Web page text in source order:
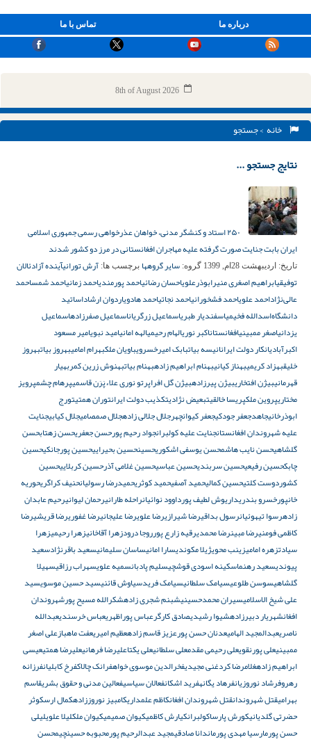
تماس با ما درباره ما
8th of August 2026
خانه > جستجو
نتایج جستجو ...
۲۵۰ استاد و کنشگر مدنی، خواهان عذرخواهی رسمی جمهوری اسلامی
ایران بابت جنایت صورت گرفته علیه مهاجران افغانستانی در مرز دو کشور شدند
تاریخ: اردیبهشت 28ام, 1399 گروه: سایر گروهها برچسب ها: آرش تورانیآینده آزادئالان
توفیقیابراهیم اصغری منیرابوذرعلویاحسان رضائیاحمد پورمندیاحمد زمانیاحمد شمساحمد
عالی‌نژاداحمد علویاحمد فشخورانیاحمد نجاتیاحمد هادویاردوان ارشاداساتید
دانشگاه‌اسدالله فخیمیاسفندیار طبریاسماعیل زرگریاناسماعیل صفرزادهاسماعیل
یزدانیاصغر ممبینیافغانستاناکبر نوریالهام رحیمیالهه امانیامید نبویامیر مسعود
اکبرآبادیانکار دولت ایرانانیسه بیاتبابک امیرخسرویباویان ملکبهرام امامیبهروز بیاتبهروز
خلیقبهزاد کریمیبهناز کیانیبهنام ابراهیم زادهبهنام بیاتبهنوش زرین کمربهیار
قهرمانیبیژن افتخاریبیژن پیرزادهبیژن گل افراپرتو نوری علاءپَرَن قاسمیپرهام چشمپرویز
مختاریپروین ملکپریسا خالقیتبعیض نژادیتکذیب دولت ایرانتوران همتیتورج
ابوذرخانیجاهدجعفر جودکیجعفر کیوانچهرجلال جلالی زادهجلال صمصامیجلال کیابیجنایت
علیه شهروندان افغانستانجنایت علیه کولبرانجواد رحیم پورحسن جعفریحسن زهتابحسن
گلشاهیحسن نایب هاشمحسن یوسفی اشکوریحسینحسین بحیراییحسین پورجانکیحسین
چابکحسین رفیعیحسین سربندیحسین عباسیحسین غلامی آذرحسین کربلاییحسین
کشوردوست کلتیحسین کمالیحمید آصفیحمید کوثریحمیدرضا رسولیانحنیف کراگریحوریه
خانپورخسرو بندریداریوش لطیف پورداوود نوائیانراحله طارانیرحمان لیوانیرحیم عابدان
زادهرسوا تیهوئیانرسول بداقیرضا شیرازیرضا علویرضا علیجانیرضا غفوریرضا قریشیرضا
کاظمی فومنیرضا مبینرضا محمدیرقیه زارع پورروجا درودزهرا آقاخانیزهرا رحیمیزهرا
سیادتزهره امامیزینب محویژیلا مکوندیسارا امانیساسان سلیمانیسعید باقرنژادسعید
پیوندیسعید رهنماسکینه اسودی قوشچیسلیم پادبانسمیه علویسهراب رزاقیسهیلا
گلشاهیسوسن طلوعیسیامک سلطانیسیامک فریدسیاوش قائنیسید حسین موسویسید
علی شیخ الاسلامیسیران محمدحسینیشبنم شجری زادهشکرالله مسیح پورشهروندان
افغانشهریار دبیرزادهشیوا رشیدیصادق کارگرعباس پوراظهریعباس خرسندیعبدالله
ناصریعبدالمجید الهامیعدنان حسن پورعزیز قاسم زادهعظیم امیریعفت ماهبازعلی اصغر
ممبینیعلی پورنقویعلی رحیمی مقدمعلی سلطانیعلی یکتاعلیرضا فرهانیعلیرضا همتیعیسی
ابراهیم زادهغلامرضا کردغنی مجیدیفخرالدین موسوی خواهفرانک چالاکفرخ کابلیانفرزانه
رهروفرشاد نوروزیانفرهاد یگانهفرید اشکانفعالان سیاسیفعالین مدنی و حقوق بشریقاسم
بهرامیقتل شهروندانقتل شهروندان افغانکاظم علمداریکامبیز نوروززادهکمال ارسکوثر
حضرتی گلدیانیکورش پارساکولبرانکیارش کاظمیکیوان صمیمیکیوان ملکلیلا علویلیلی
حسن پورمارسیا مهدی پورماندانا صادقیمجید عبدالرحیم پورمحبوبه حسینچیمحسن